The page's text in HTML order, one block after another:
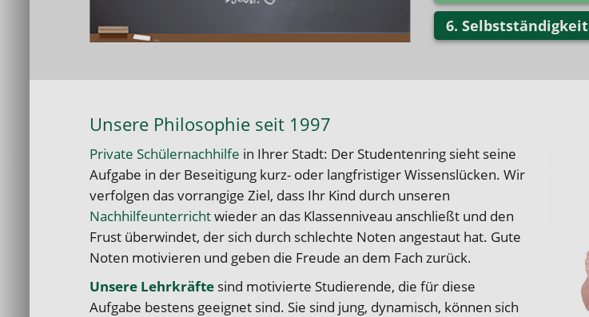
Selbstständigkeit
Unsere Philosophie seit 1997
Private Schülernachhilfe in Ihrer Stadt: Der Studentenring sieht seine
Aufgabe in der Beseitigung kurz- oder langfristiger Wissenslücken. Wir
verfolgen das vorrangige Ziel, dass Ihr Kind durch unseren
Nachhilfeunterrichtwieder an das Klassenniveau anschließt und den
Frust überwindet, der sich durch schlechte Noten angestaut hat. Gute
Noten motivieren und geben die Freude an dem Fach zurück.
Unsere Lehrkräfte sind motivierte Studierende, die für diese
Aufgabe bestens geeignet sind. Sie sind jung, dynamisch, können sich